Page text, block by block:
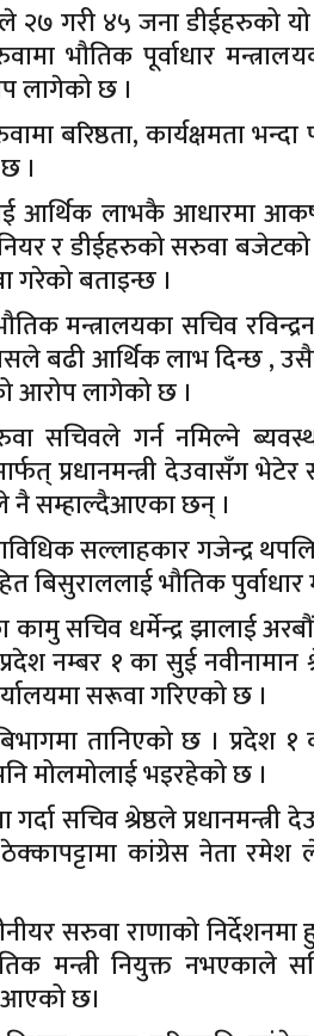
२७ गरी ४५ जना डीईहरुको
भौतिक पूर्वाधार
लागेको छ ।
बरिष्ठता, कार्यक्षमता
।
आर्थिक लाभकै आधारमा
र डीईहरुको सरुवा
गरेको बताइन्छ ।
मन्त्रालयका सचिव
बढी आर्थिक लाभ दिन्छ ,
आरोप लागेको छ ।
गर्न नमिल्ने
प्रधानमन्त्री देउवासँग
नै सम्हाल्दैआएका छन् ।
सल्लाहकार गजेन्द्र
भौतिक पुर्वाधार
कामु सचिव धर्मेन्द्र झालाई
नम्बर १ का सुई नवीनामान
सरूवा गरिएको छ ।
तानिएको छ । प्रदेश
मोलमोलाई भइरहेको छ ।
सचिव श्रेष्ठले प्रधानमन्त्री
कांग्रेस नेता रमेश
सरुवा राणाको
मन्त्री नियुक्त नभएकाले
छ।